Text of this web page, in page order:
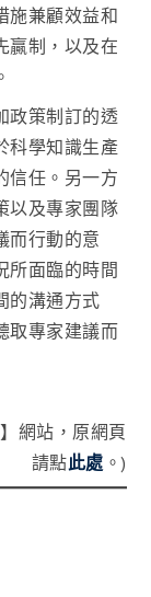
施兼顧效益和
贏制，以及在
政策制訂的透
科學知識生產
信任。另一方
以及專家團隊
而行動的意
所面臨的時間
的溝通方式
取專家建議而
網站，原網頁
請點此處 。)